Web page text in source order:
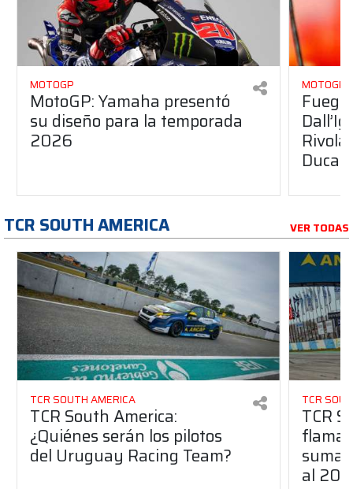
MOTOGP
MotoGP: Yamaha presentó
su diseño para la temporada
2026
MOTOGP
Ducati
TCR SOUTH AMERICA VER TODAS
TCR SOUTH AMERICA
TCR South America:
¿Quiénes serán los pilotos
del Uruguay Racing Team?
TCR
TCR
suma
al